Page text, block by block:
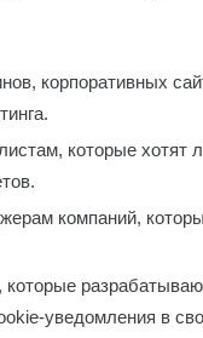
корпоративных
которые
компаний,
уведомления в